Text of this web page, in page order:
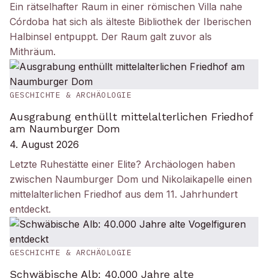
Ein rätselhafter Raum in einer römischen Villa nahe
Córdoba hat sich als älteste Bibliothek der Iberischen
Halbinsel entpuppt. Der Raum galt zuvor als
Mithräum.
GESCHICHTE & ARCHÄOLOGIE
Ausgrabung enthüllt mittelalterlichen Friedhof
am Naumburger Dom
4. August 2026
Letzte Ruhestätte einer Elite? Archäologen haben
zwischen Naumburger Dom und Nikolaikapelle einen
mittelalterlichen Friedhof aus dem 11. Jahrhundert
entdeckt.
GESCHICHTE & ARCHÄOLOGIE
Schwäbische Alb: 40.000 Jahre alte